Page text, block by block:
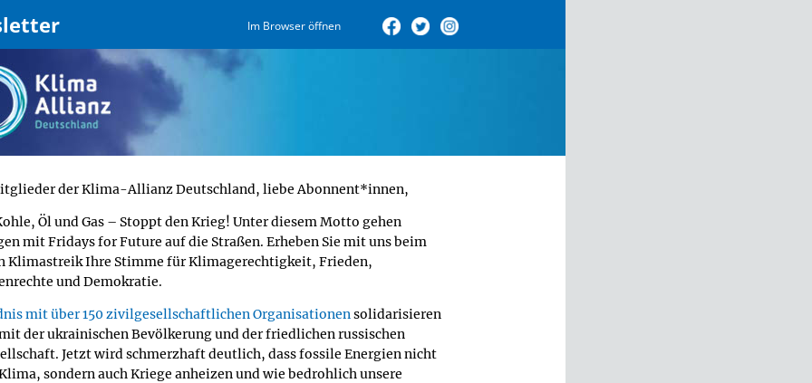
Im Browser öffnen
der Klima-Allianz Deutschland, liebe Abonnent*innen,
Öl und Gas – Stoppt den Krieg! Unter diesem Motto gehen
mit Fridays for Future auf die Straßen. Erheben Sie mit uns beim
Klimastreik Ihre Stimme für Klimagerechtigkeit, Frieden,
und Demokratie.
mit über 150 zivilgesellschaftlichen Organisationensolidarisieren
der ukrainischen Bevölkerung und der friedlichen russischen
Jetzt wird schmerzhaft deutlich, dass fossile Energien nicht
sondern auch Kriege anheizen und wie bedrohlich unsere